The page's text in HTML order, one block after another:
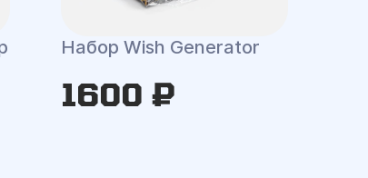
Набор Wish Generator
1600 ₽